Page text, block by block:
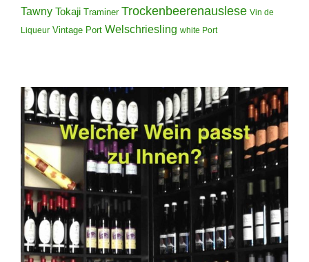
Tawny Tokaji Traminer Trockenbeerenauslese Vin de
Liqueur Vintage Port Welschriesling white Port